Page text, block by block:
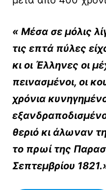
« Μέσα σε μόλις
τις επτά πύλες
κι οι Έλληνες οι
πεινασμένοι, οι
χρόνια
θεριό κι άλωναν
το πρωί της
Σεπτεμβρίου